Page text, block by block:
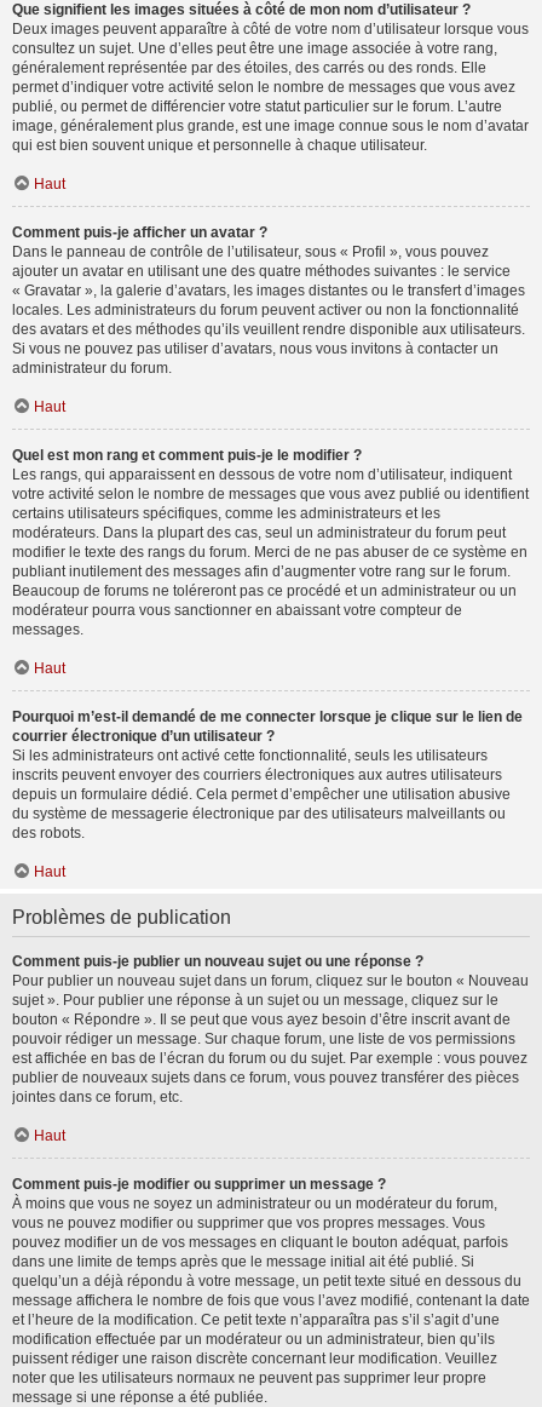
Que signifient les images situées à côté de mon nom d’utilisateur ?
Deux images peuvent apparaître à côté de votre nom d’utilisateur lorsque vous
consultez un sujet. Une d’elles peut être une image associée à votre rang,
généralement représentée par des étoiles, des carrés ou des ronds. Elle
permet d’indiquer votre activité selon le nombre de messages que vous avez
publié, ou permet de différencier votre statut particulier sur le forum. L’autre
image, généralement plus grande, est une image connue sous le nom d’avatar
qui est bien souvent unique et personnelle à chaque utilisateur.
Haut
Comment puis-je afficher un avatar ?
Dans le panneau de contrôle de l’utilisateur, sous « Profil », vous pouvez
ajouter un avatar en utilisant une des quatre méthodes suivantes : le service
« Gravatar », la galerie d’avatars, les images distantes ou le transfert d’images
locales. Les administrateurs du forum peuvent activer ou non la fonctionnalité
des avatars et des méthodes qu’ils veuillent rendre disponible aux utilisateurs.
Si vous ne pouvez pas utiliser d’avatars, nous vous invitons à contacter un
administrateur du forum.
Haut
Quel est mon rang et comment puis-je le modifier ?
Les rangs, qui apparaissent en dessous de votre nom d’utilisateur, indiquent
votre activité selon le nombre de messages que vous avez publié ou identifient
certains utilisateurs spécifiques, comme les administrateurs et les
modérateurs. Dans la plupart des cas, seul un administrateur du forum peut
modifier le texte des rangs du forum. Merci de ne pas abuser de ce système en
publiant inutilement des messages afin d’augmenter votre rang sur le forum.
Beaucoup de forums ne toléreront pas ce procédé et un administrateur ou un
modérateur pourra vous sanctionner en abaissant votre compteur de
messages.
Haut
Pourquoi m’est-il demandé de me connecter lorsque je clique sur le lien de
courrier électronique d’un utilisateur ?
Si les administrateurs ont activé cette fonctionnalité, seuls les utilisateurs
inscrits peuvent envoyer des courriers électroniques aux autres utilisateurs
depuis un formulaire dédié. Cela permet d’empêcher une utilisation abusive
du système de messagerie électronique par des utilisateurs malveillants ou
des robots.
Haut
Problèmes de publication
Comment puis-je publier un nouveau sujet ou une réponse ?
Pour publier un nouveau sujet dans un forum, cliquez sur le bouton « Nouveau
sujet ». Pour publier une réponse à un sujet ou un message, cliquez sur le
bouton « Répondre ». Il se peut que vous ayez besoin d’être inscrit avant de
pouvoir rédiger un message. Sur chaque forum, une liste de vos permissions
est affichée en bas de l’écran du forum ou du sujet. Par exemple : vous pouvez
publier de nouveaux sujets dans ce forum, vous pouvez transférer des pièces
jointes dans ce forum, etc.
Haut
Comment puis-je modifier ou supprimer un message ?
À moins que vous ne soyez un administrateur ou un modérateur du forum,
vous ne pouvez modifier ou supprimer que vos propres messages. Vous
pouvez modifier un de vos messages en cliquant le bouton adéquat, parfois
dans une limite de temps après que le message initial ait été publié. Si
quelqu’un a déjà répondu à votre message, un petit texte situé en dessous du
message affichera le nombre de fois que vous l’avez modifié, contenant la date
et l’heure de la modification. Ce petit texte n’apparaîtra pas s’il s’agit d’une
modification effectuée par un modérateur ou un administrateur, bien qu’ils
puissent rédiger une raison discrète concernant leur modification. Veuillez
noter que les utilisateurs normaux ne peuvent pas supprimer leur propre
message si une réponse a été publiée.